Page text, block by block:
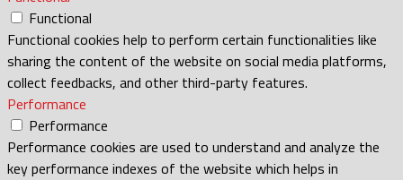
Functional
Functional cookies help to perform certain functionalities like
sharing the content of the website on social media platforms,
collect feedbacks, and other third-party features.
Performance
Performance
Performance cookies are used to understand and analyze the
key performance indexes of the website which helps in